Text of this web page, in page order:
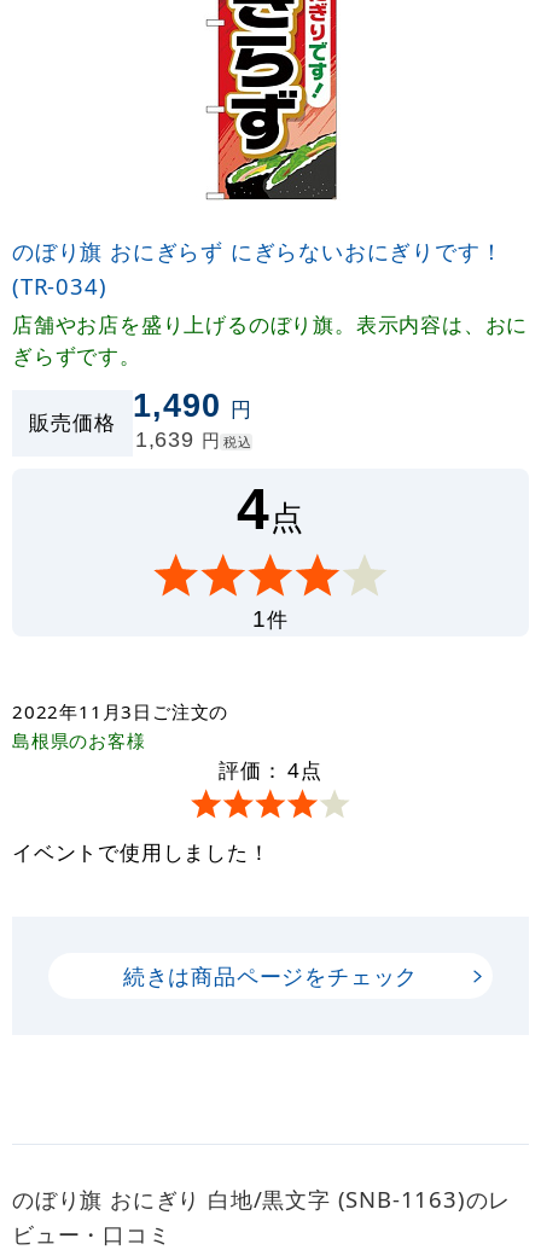
のぼり旗 おにぎらず にぎらないおにぎりです！
(TR-034)
店舗やお店を盛り上げるのぼり旗。表示内容は、おに
ぎらずです。
販売価格 1,490 円
1,639 円 税込
4点
1件
2022年11月3日 ご注文の
島根県のお客様
評価： 4点
イベントで使用しました！
続きは商品ページをチェック
のぼり旗 おにぎり 白地/黒文字 (SNB-1163)のレ
ビュー・口コミ